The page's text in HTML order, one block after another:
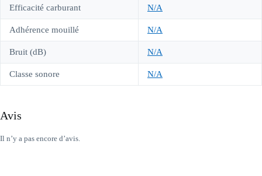
Efficacité carburant N/A
Adhérence mouillé N/A
Bruit (dB) N/A
Classe sonore N/A
Avis
Il n’y a pas encore d’avis.